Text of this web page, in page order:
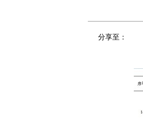
分享至：